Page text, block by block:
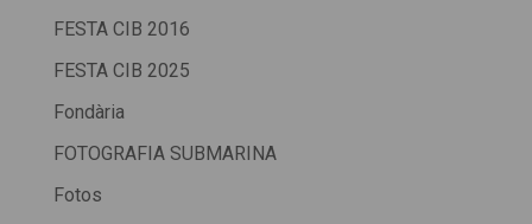
FESTA CIB 2016
FESTA CIB 2025
Fondària
FOTOGRAFIA SUBMARINA
Fotos